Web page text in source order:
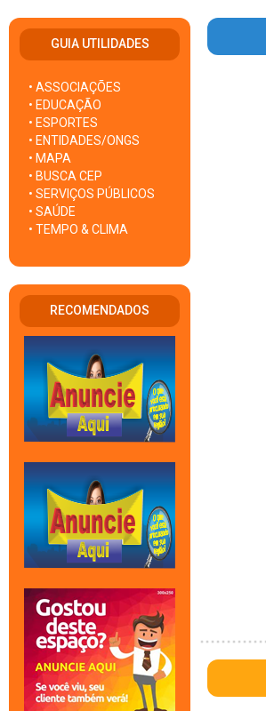
GUIA UTILIDADES
• ASSOCIAÇÕES
• EDUCAÇÃO
• ESPORTES
• ENTIDADES/ONGS
• MAPA
• BUSCA CEP
• SERVIÇOS PÚBLICOS
• SAÚDE
• TEMPO & CLIMA
RECOMENDADOS